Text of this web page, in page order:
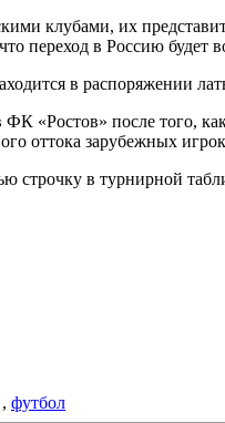
клубами, их
переход в Россию
в распоряжении
«Ростов» после того,
оттока зарубежных
строчку в турнирной
, футбол